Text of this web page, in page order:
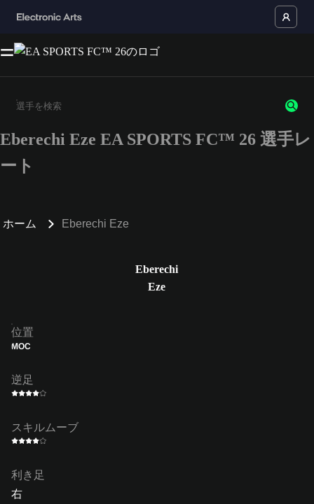
3文字以上の文字または数字を入力してください。
Eberechi Eze EA SPORTS FC™ 26 選手レ
ート
ホーム Eberechi Eze
Eberechi
Eze
位置
MOC
逆足
スキルムーブ
利き足
右